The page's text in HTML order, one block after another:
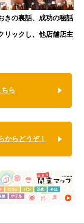
きの裏話、成功の秘話
リックし、他店舗店主
ら
からどうぞ！